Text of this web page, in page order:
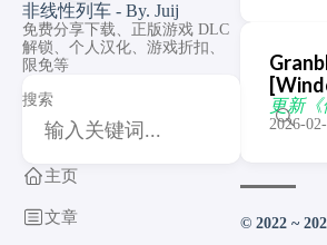
非线性列车 - By. Juij
免费分享下载、正版游戏 DLC
解锁、个人汉化、游戏折扣、
限免等
搜索
主页
文章
更新
2026-
© 2022 ~